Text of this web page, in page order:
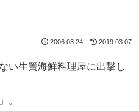
2006.03.24 2019.03.07
い生簀海鮮料理屋に出撃し
。